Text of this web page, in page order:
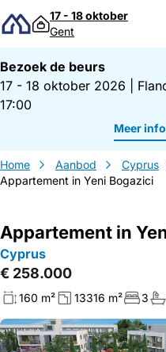
Direct naar inhoud
17 - 18 oktober
Gent
Bezoek de beurs
17 - 18 oktober 2026
17:00
Meer
Home Aanbod Cyprus
Appartement in Yeni Bogazici
Appartement in
Cyprus
€ 258.000
160 m² 13316 m² 3